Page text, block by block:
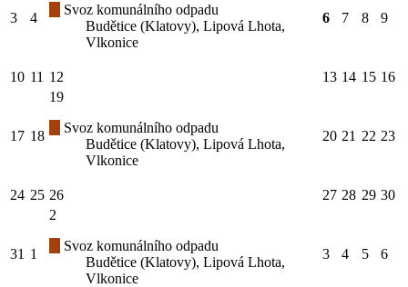
3 4
Svoz komunálního odpadu
Budětice (Klatovy), Lipová Lhota,
Vlkonice
6 7 8 9
10 11 12 13 14 15 16
17 18
19
Svoz komunálního odpadu
Budětice (Klatovy), Lipová Lhota,
Vlkonice
20 21 22 23
24 25 26 27 28 29 30
31 1
2
Svoz komunálního odpadu
Budětice (Klatovy), Lipová Lhota,
Vlkonice
3 4 5 6